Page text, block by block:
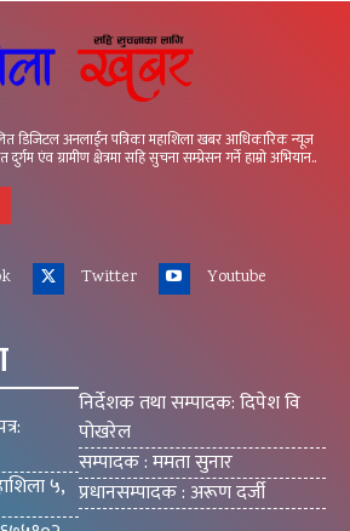
डिजिटल अनलाईन पत्रिका महाशिला खबर आधिकारिक न्यूज
दुर्गम एंव ग्रामीण क्षेत्रमा सहि सुचना सम्प्रेसन गर्ने हाम्रो अभियान..
Twitter Youtube
५,
निर्देशक तथा सम्पादक: दिपेश वि
पोखरेल
सम्पादक : ममता सुनार
प्रधानसम्पादक : अरूण दर्जी